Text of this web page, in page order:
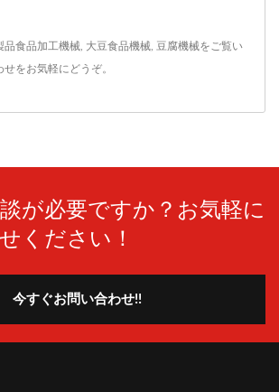
品食品加工機械 大豆食品機械 豆腐機械をご覧い
せをお気軽にどうぞ。
が必要ですか？お気軽に
ください！
今すぐお問い合わせ!!